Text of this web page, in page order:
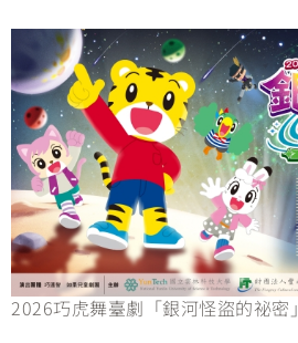
2026巧虎舞臺劇「銀河怪盜的祕密」